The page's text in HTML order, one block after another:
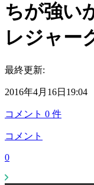
ちが強い
レジャー
最終更新:
2016年4月16日19:04
コメント 0 件
コメント
0